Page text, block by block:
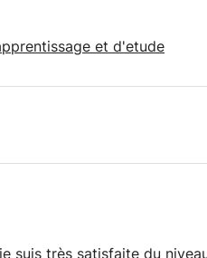
et d'etude
suis très satisfaite du